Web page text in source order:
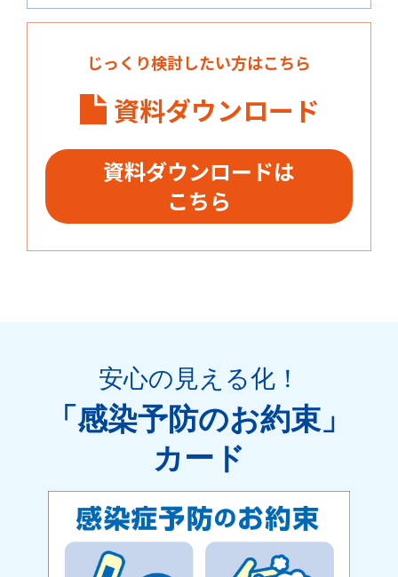
じっくり検討したい方はこちら
資料ダウンロード
資料ダウンロードは
こちら
安心の見える化！
「感染予防のお約束」
カード